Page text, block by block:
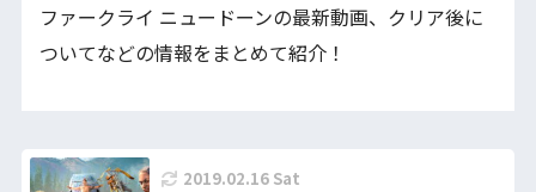
ファークライ ニュードーンの最新動画、クリア後に
ついてなどの情報をまとめて紹介！
2019.02.16 Sat